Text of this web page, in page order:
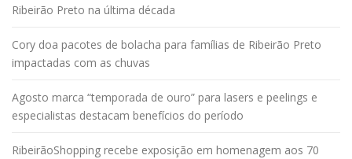
Ribeirão Preto na última década
Cory doa pacotes de bolacha para famílias de Ribeirão Preto
impactadas com as chuvas
Agosto marca “temporada de ouro” para lasers e peelings e
especialistas destacam benefícios do período
RibeirãoShopping recebe exposição em homenagem aos 70